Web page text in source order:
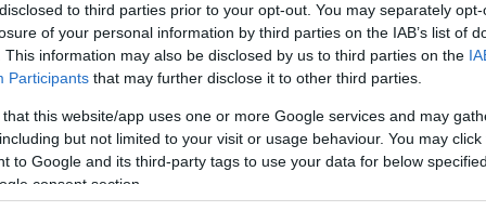
to third parties prior to your opt-out. You may separately
of your personal information by third parties on the IAB’s list of
This information may also be disclosed by us to third parties on the
Participants that may further disclose it to other third parties.
that this website/app uses one or more Google services and may
but not limited to your visit or usage behaviour. You may
to Google and its third-party tags to use your data for below
consent section.
és a Halál ereklyéi 2.részét nevezte meg.